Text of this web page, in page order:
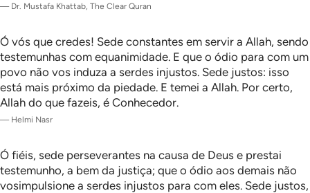
— Dr. Mustafa Khattab, The Clear Quran
Ó vós que credes! Sede constantes em servir a Allah, sendo
testemunhas com equanimidade. E que o ódio para com um
povo não vos induza a serdes injustos. Sede justos: isso
está mais próximo da piedade. E temei a Allah. Por certo,
Allah do que fazeis, é Conhecedor.
— Helmi Nasr
Ó fiéis, sede perseverantes na causa de Deus e prestai
testemunho, a bem da justiça; que o ódio aos demais não
vosimpulsione a serdes injustos para com eles. Sede justos,